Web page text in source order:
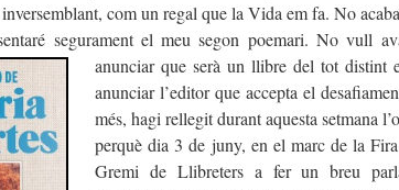
com un regal que la Vida em fa. No
segurament el meu segon poemari. No vull
anunciar que serà un llibre del tot distint
anunciar l’editor que accepta el
més, hagi rellegit durant aquesta setmana
perquè dia 3 de juny, en el marc de la
Gremi de Llibreters a fer un breu